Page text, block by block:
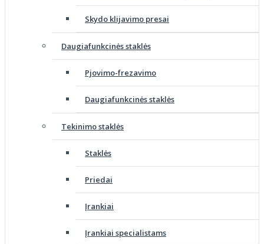
Skydo klijavimo presai
Daugiafunkcinės staklės
Pjovimo-frezavimo
Daugiafunkcinės staklės
Tekinimo staklės
Staklės
Priedai
Įrankiai
Įrankiai specialistams